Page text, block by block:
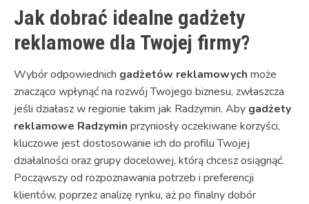
Jak dobrać idealne gadżety
reklamowe dla Twojej firmy?
Wybór odpowiednich gadżetów reklamowych może
znacząco wpłynąć na rozwój Twojego biznesu, zwłaszcza
jeśli działasz w regionie takim jak Radzymin. Aby gadżety
reklamowe Radzymin przyniosły oczekiwane korzyści,
kluczowe jest dostosowanie ich do profilu Twojej
działalności oraz grupy docelowej, którą chcesz osiągnąć.
Począwszy od rozpoznawania potrzeb i preferencji
klientów, poprzez analizę rynku, aż po finalny dobór